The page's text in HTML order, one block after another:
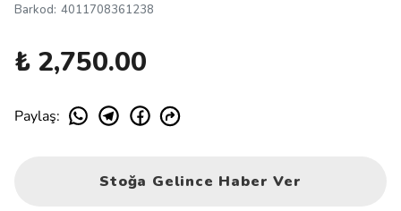
Barkod: 4011708361238
₺ 2,750.00
Paylaş:
Stoğa Gelince Haber Ver